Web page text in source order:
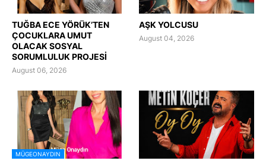
TUĞBA ECE YÖRÜK’TEN
ÇOCUKLARA UMUT
OLACAK SOSYAL
SORUMLULUK PROJESİ
August 06, 2026
AŞK YOLCUSU
August 04, 2026
MÜGEONAYDIN